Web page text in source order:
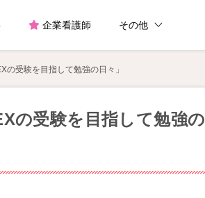
企業看護師 その他
受験を目指して勉強の日々」
の受験を目指して勉強の